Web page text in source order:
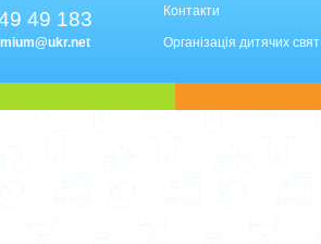
49 183 Контакти
Організація дитячих свят